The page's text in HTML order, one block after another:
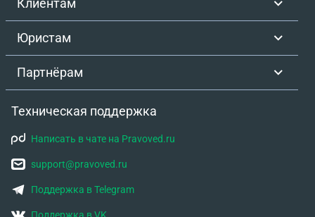
,у них нету к нам вопросов ),как жить ? Когда в
говорит будьте по тише …получается соседи
этим нам дискомфорт ,скажите пожалуйста что
нам нужно делать ? Как на них написать
заявление ? Участковый сказал все
Клиентам
Юристам
Партнёрам
Техническая поддержка
Написать в чате на Pravoved.ru
support@pravoved.ru
Поддержка в Telegram